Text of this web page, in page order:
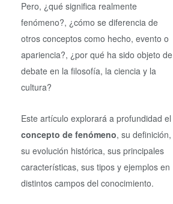
Pero, ¿qué significa realmente
fenómeno?, ¿cómo se diferencia de
otros conceptos como hecho, evento o
apariencia?, ¿por qué ha sido objeto de
debate en la filosofía, la ciencia y la
cultura?
Este artículo explorará a profundidad el
concepto de fenómeno, su definición,
su evolución histórica, sus principales
características, sus tipos y ejemplos en
distintos campos del conocimiento.